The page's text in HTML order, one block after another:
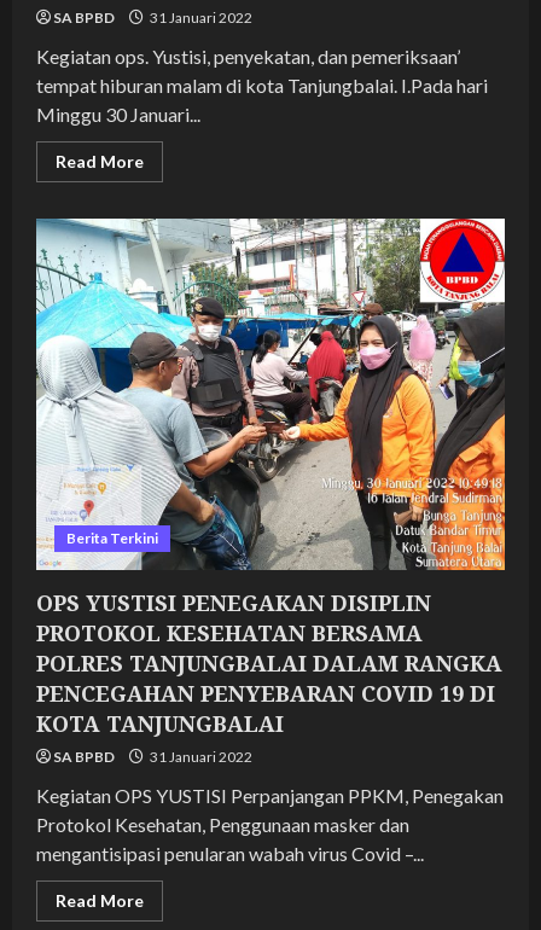
SA BPBD 31 Januari 2022
Kegiatan ops. Yustisi, penyekatan, dan pemeriksaan’
tempat hiburan malam di kota Tanjungbalai. I.Pada hari
Minggu 30 Januari...
Read MoreRead
more
YUSTISI
PENEGAKAN
DISIPLIN
PROTOKOL
KESEHATAN
BERSAMA
POLRES
TANJUNGBALAI
DALAM
RANGKA
PENCEGAHAN
PENYEBARAN
COVID
19
DI
KOTA
TANJUNGBALAI
Berita Terkini
OPS YUSTISI PENEGAKAN DISIPLIN
PROTOKOL KESEHATAN BERSAMA
POLRES TANJUNGBALAI DALAM RANGKA
PENCEGAHAN PENYEBARAN COVID 19 DI
KOTA TANJUNGBALAI
SA BPBD 31 Januari 2022
Kegiatan OPS YUSTISI Perpanjangan PPKM, Penegakan
Protokol Kesehatan, Penggunaan masker dan
mengantisipasi penularan wabah virus Covid –...
Read MoreRead
more